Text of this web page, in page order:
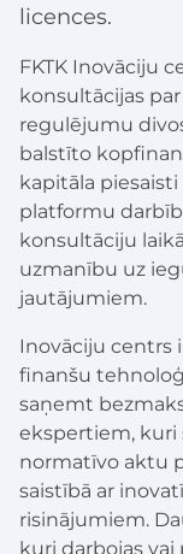
licences.
FKTK Inovāciju
konsultācijas
regulējumu
balstīto
kapitāla
platformu
konsultāciju
uzmanību uz
jautājumiem.
Inovāciju centrs
finanšu
saņemt
ekspertiem, kuri
normatīvo aktu
saistībā ar
risinājumiem.
kuri darbojas